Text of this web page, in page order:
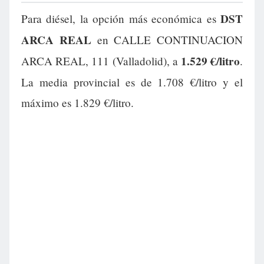
Para diésel, la opción más económica es DST
ARCA REAL en CALLE CONTINUACION
ARCA REAL, 111 (Valladolid), a 1.529 €/litro.
La media provincial es de 1.708 €/litro y el
máximo es 1.829 €/litro.